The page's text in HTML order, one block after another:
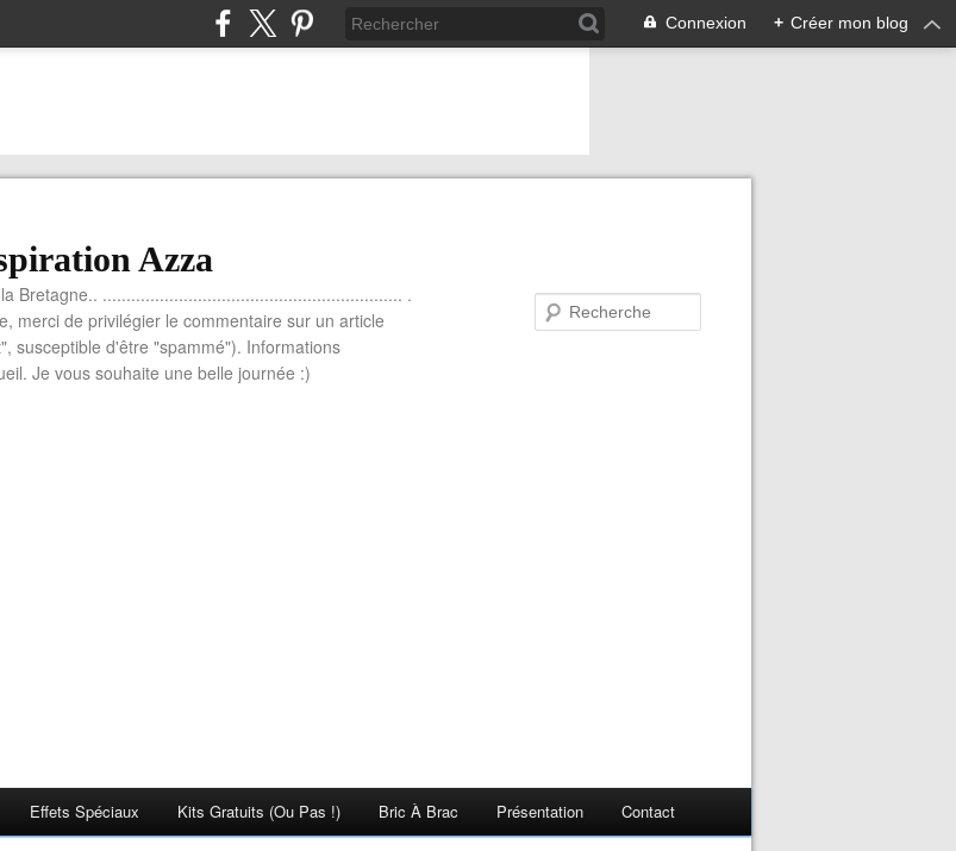
Connexion + Créer mon blog
Azza
Bretagne.. ............................................................... .
merci de privilégier le commentaire sur un article
susceptible d'être "spammé"). Informations
Je vous souhaite une belle journée :)
Effets Spéciaux Kits Gratuits (ou Pas !) Bric À Brac Présentation Contact